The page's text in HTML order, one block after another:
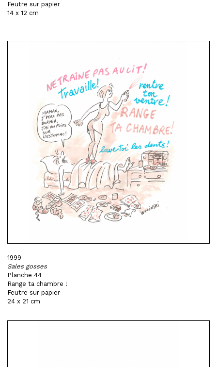
Feutre sur papier
14 x 12 cm
1999
Sales gosses
Planche 44
Range ta chambre !
Feutre sur papier
24 x 21 cm